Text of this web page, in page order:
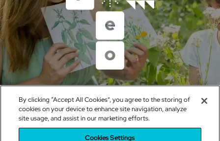
sistemacreo@santillana.com
Política de cookies|Configuración de cookies
Privacidad|Condiciones de uso|Política de RRSS
By clicking “Accept All Cookies”, you agree to the storing of
cookies on your device to enhance site navigation, analyze
site usage, and assist in our marketing efforts.
Cookies Settings